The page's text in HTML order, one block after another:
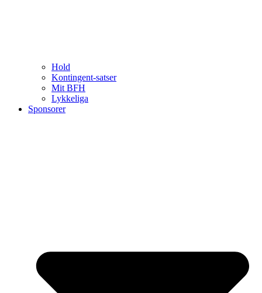
Hold
Kontingent-satser
Mit BFH
Lykkeliga
Sponsorer